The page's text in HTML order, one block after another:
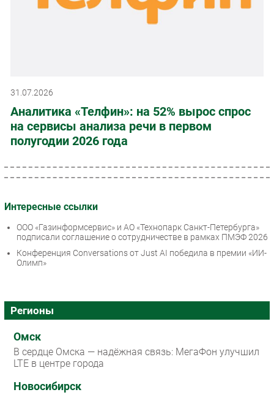
31.07.2026
Аналитика «Телфин»: на 52% вырос спрос
на сервисы анализа речи в первом
полугодии 2026 года
Интересные ссылки
ООО «Газинформсервис» и АО «Технопарк Санкт-Петербурга»
подписали соглашение о сотрудничестве в рамках ПМЭФ 2026
Конференция Conversations от Just AI победила в премии «ИИ-
Олимп»
Регионы
Омск
В сердце Омска — надёжная связь: МегаФон улучшил
LTE в центре города
Новосибирск